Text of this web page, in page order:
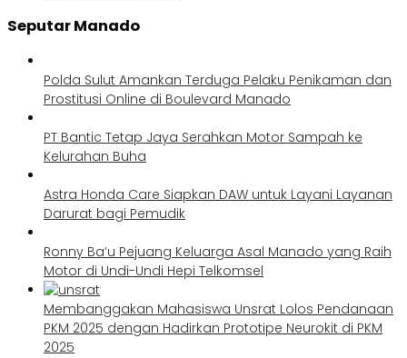
Seputar Manado
Polda Sulut Amankan Terduga Pelaku Penikaman dan
Prostitusi Online di Boulevard Manado
PT Bantic Tetap Jaya Serahkan Motor Sampah ke
Kelurahan Buha
Astra Honda Care Siapkan DAW untuk Layani Layanan
Darurat bagi Pemudik
Ronny Ba’u Pejuang Keluarga Asal Manado yang Raih
Motor di Undi-Undi Hepi Telkomsel
Membanggakan Mahasiswa Unsrat Lolos Pendanaan
PKM 2025 dengan Hadirkan Prototipe Neurokit di PKM
2025